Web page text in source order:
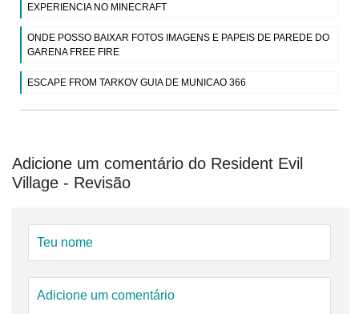
EXPERIENCIA NO MINECRAFT
ONDE POSSO BAIXAR FOTOS IMAGENS E PAPEIS DE PAREDE DO
GARENA FREE FIRE
ESCAPE FROM TARKOV GUIA DE MUNICAO 366
Adicione um comentário do Resident Evil
Village - Revisão